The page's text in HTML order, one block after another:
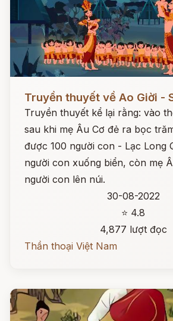
Đọc ngay
Truyền thuyết về Ao Giời -
Truyền thuyết kể lại rằng: vào
sau khi mẹ Âu Cơ đẻ ra bọc
được 100 người con - Lạc Long
người con xuống biển, còn mẹ
người con lên núi.
30-08-2022
⭐ 4.8
4,877 lượt đọc
Thần thoại Việt Nam